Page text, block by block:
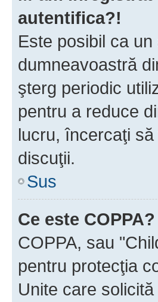
autentifica?!
Este posibil ca
dumneavoastră
şterg periodic
pentru a reduce
lucru, încercaţi
discuţii.
Sus
Ce este COPPA?
COPPA, sau
pentru protecţia
Unite care